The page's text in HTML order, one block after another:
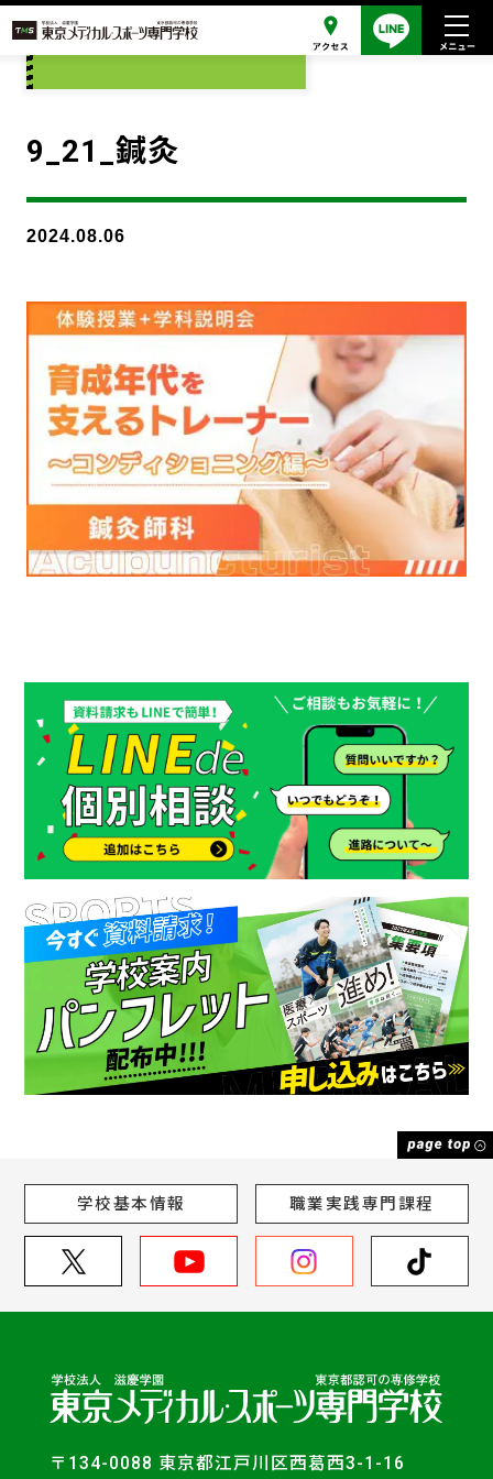
添付ファイル
9_21_鍼灸
2024.08.06
学校基本情報 職業実践専門課程
〒134-0088 東京都江戸川区西葛西3-1-16